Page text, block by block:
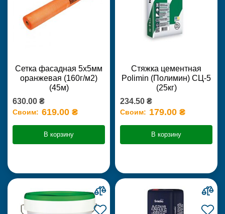
Сетка фасадная 5х5мм
оранжевая (160г/м2)
(45м)
630.00 ₴
Своим: 619.00 ₴
В корзину
Стяжка цементная
Polimin (Полимин) СЦ-5
(25кг)
234.50 ₴
Своим: 179.00 ₴
В корзину